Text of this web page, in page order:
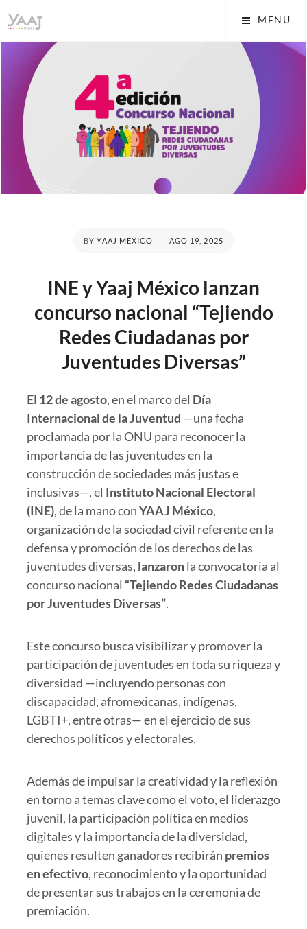
to
content
Yaaj: Transformando tu
vida A.C.
MENU
BYYAAJ MÉXICO
POSTED
AGO 19, 2025
INE y Yaaj México lanzan
concurso nacional “Tejiendo
Redes Ciudadanas por
Juventudes Diversas”
El 12 de agosto, en el marco del Día
Internacional de la Juventud —una fecha
proclamada por la ONU para reconocer la
importancia de las juventudes en la
construcción de sociedades más justas e
inclusivas—, el Instituto Nacional Electoral
(INE), de la mano conYAAJ México,
organización de la sociedad civil referente en la
defensa y promoción de los derechos de las
juventudes diversas, lanzaronla convocatoria al
concurso nacional “Tejiendo Redes Ciudadanas
por Juventudes Diversas”.
Este concurso busca visibilizar y promover la
participación de juventudes en toda su riqueza y
diversidad —incluyendo personas con
discapacidad, afromexicanas, indígenas,
LGBTI+, entre otras— en el ejercicio de sus
derechos políticos y electorales.
Además de impulsar la creatividad y la reflexión
en torno a temas clave como el voto, el liderazgo
juvenil, la participación política en medios
digitales y la importancia de la diversidad,
quienes resulten ganadores recibirán premios
en efectivo, reconocimiento y la oportunidad
de presentar sus trabajos en la ceremonia de
premiación.